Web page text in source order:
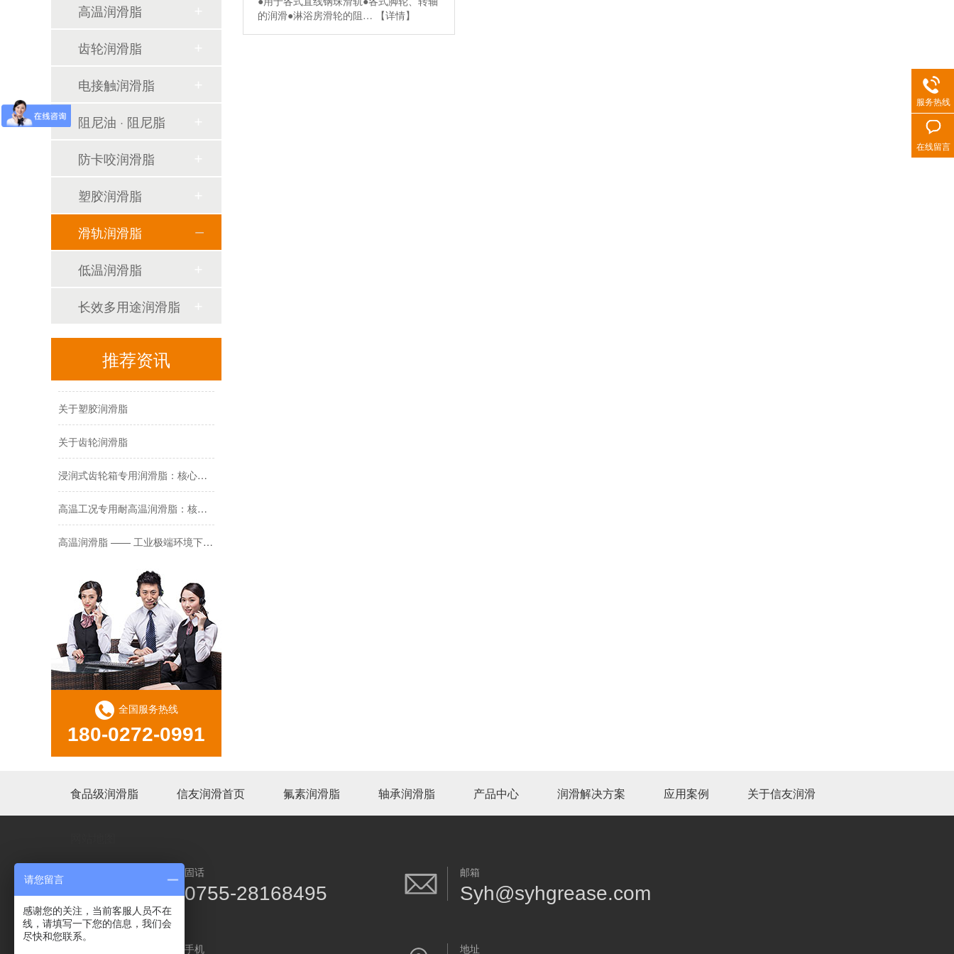
的润滑●淋浴房滑轮的阻…
【详情】
高温润滑脂
齿轮润滑脂
电接触润滑脂
阻尼油 · 阻尼脂
防卡咬润滑脂
塑胶润滑脂
滑轨润滑脂
低温润滑脂
长效多用途润滑脂
推荐资讯
关于齿轮润滑脂
直齿轮混合弹流润滑专用润滑脂：技术特性与应用价值解析（SYH-PA齿轮润滑脂）
关于硅脂
关于防卡咬润滑脂
国庆·中秋放假通知
关于滑轨润滑脂
关于塑胶润滑脂
关于齿轮润滑脂
关于硅脂
全国服务热线
180-0272-0991
食品级润滑脂 信友润滑首页 氟素润滑脂 轴承润滑脂 产品中心 润滑解决方案 应用案例 关于信友润滑
固话
0755-28168495
邮箱
Syh@syhgrease.com
手机 地址
服务热线
在线留言
请您留言
感谢您的关注，当前客服人员不在
线，请填写一下您的信息，我们会
尽快和您联系。